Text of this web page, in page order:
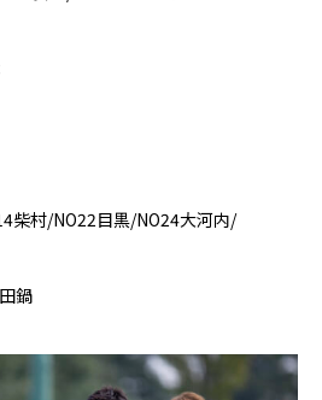
柴村/NO22目黒/NO24大河内/
田鍋